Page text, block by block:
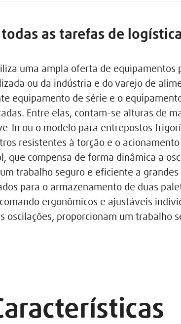
as tarefas de
uma ampla oferta de equipamentos
ou da indústria e do varejo de
equipamento de série e o
Entre elas, contam-se alturas de
In ou o modelo para entrepostos
resistentes à torção e o
que compensa de forma dinâmica a
trabalho seguro e eficiente a grandes
para o armazenamento de duas
ergonômicos e ajustáveis
oscilações, proporcionam um trabalho